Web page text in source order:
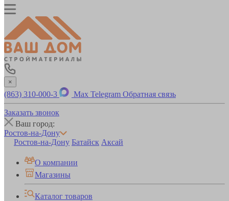
×
(863) 310-000-3 Max Telegram Обратная связь
Заказать звонок
Ваш город:
Ростов-на-Дону
Ростов-на-Дону Батайск Аксай
О компании
Магазины
Каталог товаров